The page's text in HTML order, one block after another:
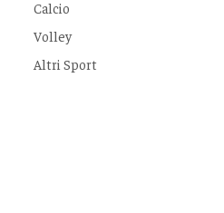
Calcio
Volley
Altri Sport